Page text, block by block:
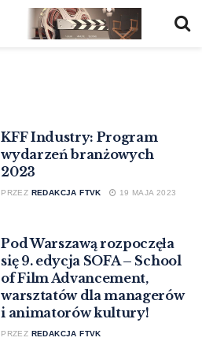
KFF Industry: Program
wydarzeń branżowych
2023
PRZEZ REDAKCJA FTVK 19 MAJA 2023
Pod Warszawą rozpoczęła
się 9. edycja SOFA – School
of Film Advancement,
warsztatów dla managerów
i animatorów kultury!
PRZEZ REDAKCJA FTVK